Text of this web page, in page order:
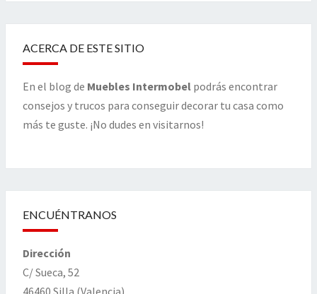
ACERCA DE ESTE SITIO
En el blog de Muebles Intermobel podrás encontrar
consejos y trucos para conseguir decorar tu casa como
más te guste. ¡No dudes en visitarnos!
ENCUÉNTRANOS
Dirección
C/ Sueca, 52